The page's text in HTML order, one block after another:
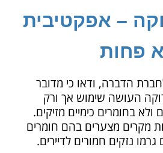
– אפקטיבית
פחות
הדברה, ודאו כי מדובר
העושה שימוש אך ורק
ולא בחומרים כימיים מזיקים.
מקרים מצערים בהם חומרים
נזקים חמורים לדיירים.